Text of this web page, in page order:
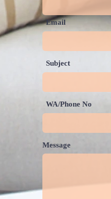
Email
Subject
WA/Phone No
Message